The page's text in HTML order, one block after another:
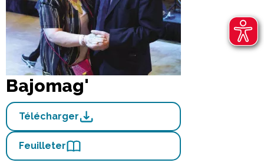
Bajomag'
Télécharger
Feuilleter